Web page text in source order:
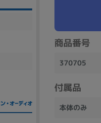
商品番号
370705
付属品
本体のみ